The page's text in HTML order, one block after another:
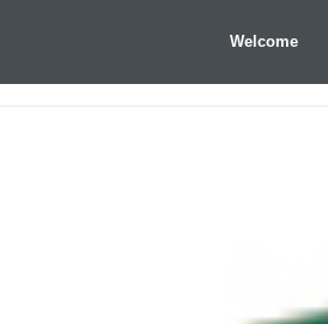
Welcome